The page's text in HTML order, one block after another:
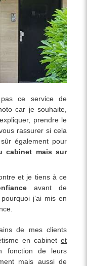
ce service de
car je souhaite,
prendre le
rassurer si cela
également pour
cabinet mais sur
et je tiens à ce
avant de
j’ai mis en
de mes clients
en cabinet et
fonction de leurs
mais aussi de